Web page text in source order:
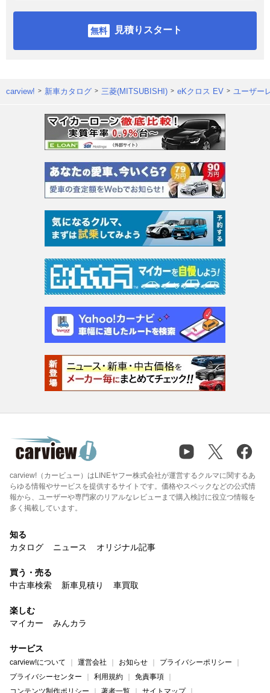
見積りスタート
carview! 新車カタログ 三菱(MITSUBISHI) eKクロス EV ユーザー
carview!（カービュー）はLINEヤフー株式会社が運営するクルマに関するあ
らゆる情報やサービスを提供するサイトです。価格やスペックなどの公式情
報から、ユーザーや専門家のリアルなレビューまで購入検討に役立つ情報を
多く掲載しています。
知る
カタログ
ニュース オリジナル記事
買う・売る
中古車検索
新車見積り 車買取
楽しむ
マイカー
みんカラ
サービス
carview!について 運営会社 お知らせ
プライバシーポリシー
プライバシーセンター
利用規約
免責事項
コンテンツ制作ポリシー
著者一覧 サイトマップ